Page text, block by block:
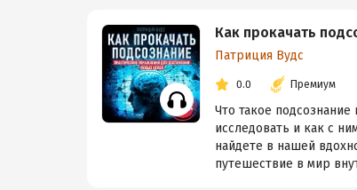
Как прокачать
Патриция Вудс
0.0 Премиум
Что такое
исследовать и как с
найдете в нашей
путешествие в мир